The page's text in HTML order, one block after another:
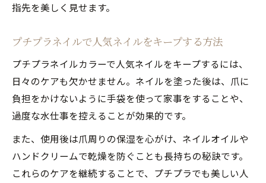
指先を美しく見せます。
プチプラネイルで人気ネイルをキープする方法
プチプラネイルカラーで人気ネイルをキープするには、
日々のケアも欠かせません。ネイルを塗った後は、爪に
負担をかけないように手袋を使って家事をすることや、
過度な水仕事を控えることが効果的です。
また、使用後は爪周りの保湿を心がけ、ネイルオイルや
ハンドクリームで乾燥を防ぐことも長持ちの秘訣です。
これらのケアを継続することで、プチプラでも美しい人